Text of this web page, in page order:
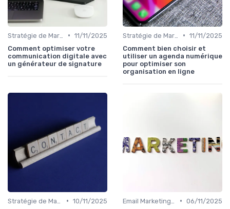
• 11/11/2025
Comment optimiser votre
communication digitale avec
un générateur de signature
• 11/11/2025
Comment bien choisir et
utiliser un agenda numérique
pour optimiser son
organisation en ligne
• 10/11/2025
• 06/11/2025